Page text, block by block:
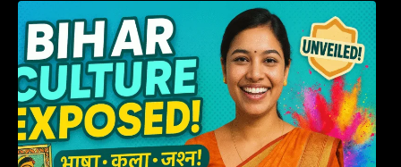
हम बिहारवासी: भाषाओं व संस्कृतियों की धरोहर “हमारा
बिहार”